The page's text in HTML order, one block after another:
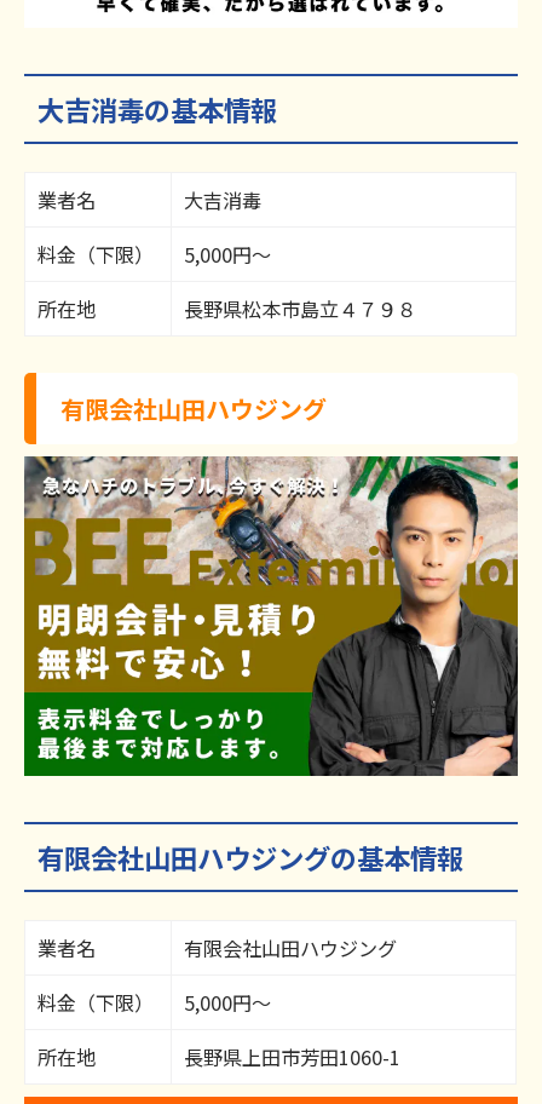
大吉消毒の基本情報
業者名
大吉消毒
料金（下限）
5,000円～
所在地
長野県松本市島立４７９８
有限会社山田ハウジング
有限会社山田ハウジングの基本情報
業者名
有限会社山田ハウジング
料金（下限）
5,000円～
所在地
長野県上田市芳田1060-1